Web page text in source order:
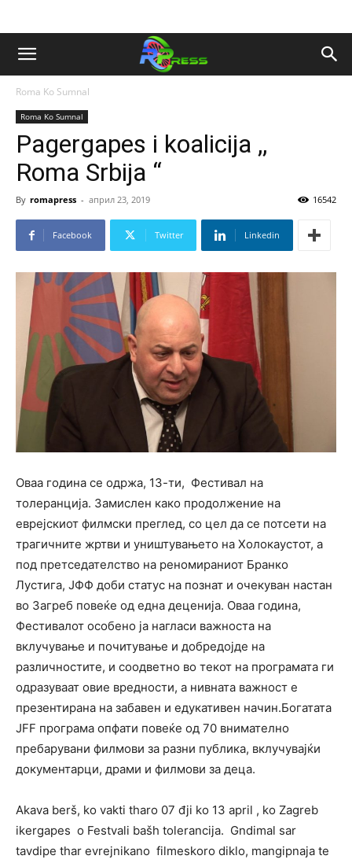
Roma Ko Sumnal
Roma Ko Sumnal
Pagergapes i koalicija ,,
Roma Srbija “
By romapress - април 23, 2019 16542
Facebook Twitter Linkedin
Оваа година се одржа, 13-ти, Фестивал на
толеранција. Замислен како продолжение на
еврејскиот филмски преглед, со цел да се потсети на
трагичните жртви и уништувањето на Холокаустот, а
под претседателство на реномираниот Бранко
Лустига, ЈФФ доби статус на познат и очекуван настан
во Загреб повеќе од една деценија. Оваа година,
Фестивалот особено ја нагласи важноста на
вклучување и почитување и добредојде на
различностите, и соодветно во текот на програмата ги
одразуваат овие вредности, а нивната важност е
презентирана на забавен и едукативен начин.Богатата
JFF програма опфати повеќе од 70 внимателно
пребарувани филмови за разни публика, вклучувајќи
документарци, драми и филмови за деца.
Akava berš, ko vakti tharo 07 đji ko 13 april , ko Zagreb
ikergapes o Festvali bašh tolerancija. Gndimal sar
tavdipe thar evrejnikano filmeskoro diklo, mangipnaja te